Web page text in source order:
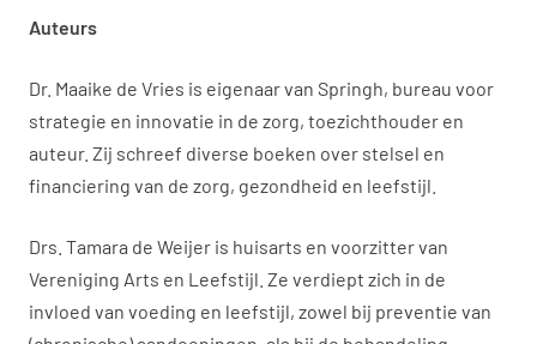
Auteurs
Dr. Maaike de Vries is eigenaar van Springh, bureau voor
strategie en innovatie in de zorg, toezichthouder en
auteur. Zij schreef diverse boeken over stelsel en
financiering van de zorg, gezondheid en leefstijl.
Drs. Tamara de Weijer is huisarts en voorzitter van
Vereniging Arts en Leefstijl. Ze verdiept zich in de
invloed van voeding en leefstijl, zowel bij preventie van